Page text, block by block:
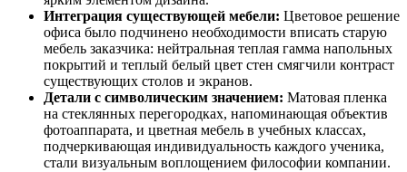
Интеграция существующей мебели: Цветовое решение
офиса было подчинено необходимости вписать старую
мебель заказчика: нейтральная теплая гамма напольных
покрытий и теплый белый цвет стен смягчили контраст
существующих столов и экранов.
Детали с символическим значением: Матовая пленка
на стеклянных перегородках, напоминающая объектив
фотоаппарата, и цветная мебель в учебных классах,
подчеркивающая индивидуальность каждого ученика,
стали визуальным воплощением философии компании.